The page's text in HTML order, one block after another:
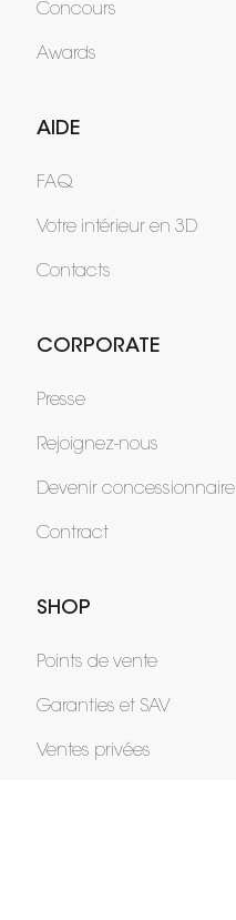
Concours
Awards
AIDE
FAQ
Votre intérieur en 3D
Contacts
CORPORATE
Presse
Rejoignez-nous
Devenir concessionnaire
Contract
SHOP
Points de vente
Garanties et SAV
Ventes privées